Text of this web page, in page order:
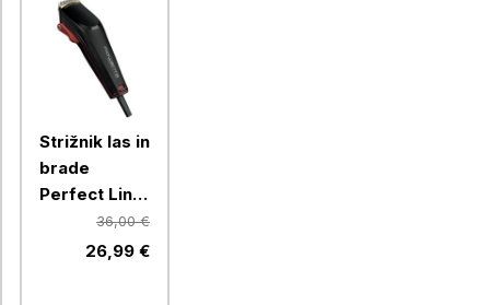
Strižnik las in
brade
Perfect Line
2 TN1350F0
Rowenta
36,00 €
26,99 €